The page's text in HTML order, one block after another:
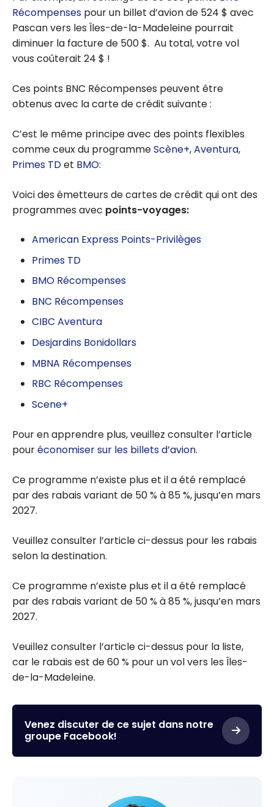
Récompenses pour un billet d’avion de 524 $ avec
Pascan vers les Îles-de-la-Madeleine pourrait
diminuer la facture de 500 $. Au total, votre vol
vous coûterait 24 $ !
Ces points BNC Récompenses peuvent être
obtenus avec la carte de crédit suivante :
C’est le même principe avec des points flexibles
comme ceux du programmeScène+,Aventura,
Primes TDet BMO:
Voici des émetteurs de cartes de crédit qui ont des
programmes avec points-voyages:
American Express Points-Privilèges
Primes TD
BMO Récompenses
BNC Récompenses
CIBC Aventura
Desjardins Bonidollars
MBNA Récompenses
RBC Récompenses
Scene+
Pour en apprendre plus, veuillez consulter l’article
pouréconomiser sur les billets d’avion.
Ce programme n’existe plus et il a été remplacé
par des rabais variant de 50 % à 85 %, jusqu’en mars
2027.
Veuillez consulter l’article ci-dessus pour les rabais
selon la destination.
Ce programme n’existe plus et il a été remplacé
par des rabais variant de 50 % à 85 %, jusqu’en mars
2027.
Veuillez consulter l’article ci-dessus pour la liste,
car le rabais est de 60 % pour un vol vers les Îles-
de-la-Madeleine.
Venez discuter de ce sujet dans notre
groupe Facebook!